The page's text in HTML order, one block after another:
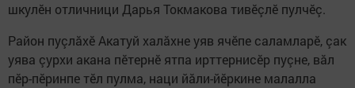
шкулӗн отличници Дарья Токмакова тивӗçлӗ пулчӗç.
Район пуçлăхӗ Акатуй халăхне уяв ячӗпе саламларӗ, çак
уява çурхи акана пӗтернӗ ятпа ирттернисӗр пуçне, вăл
пӗр-пӗринпе тӗл пулма, наци йăли-йӗркине малалла